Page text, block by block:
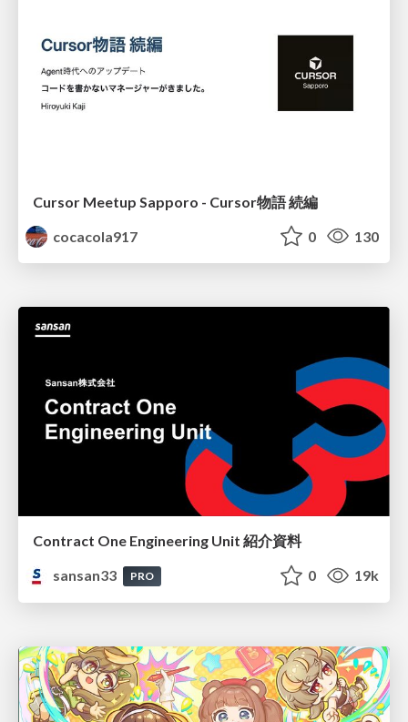
Cursor Meetup Sapporo - Cursor物語 続編
cocacola917
0 130
Contract One Engineering Unit 紹介資料
sansan33
PRO 0 19k